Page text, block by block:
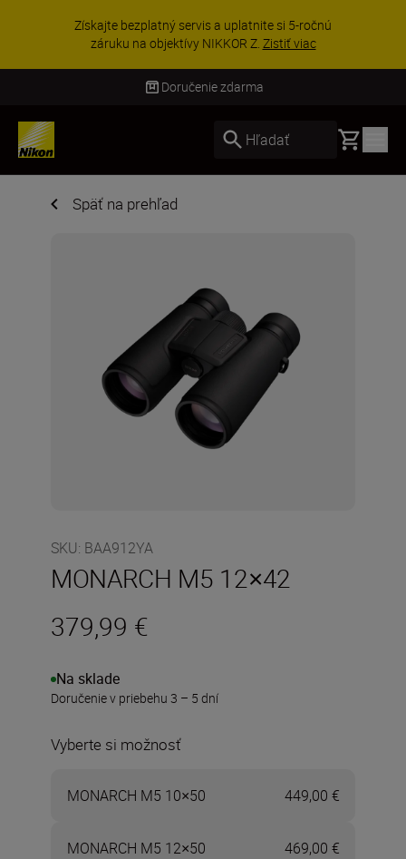
Získajte bezplatný servis a uplatnite si 5-ročnú
záruku na objektívy NIKKOR Z. Zistiť viac
Doručenie zdarma
Hľadať Basket
Späť na prehľad
SKU: BAA912YA
MONARCH M5 12×42
379,99 €
Na sklade
Doručenie v priebehu 3 – 5 dní
Vyberte si možnosť
MONARCH M5 10×50 449,00 €
MONARCH M5 12×50 469,00 €